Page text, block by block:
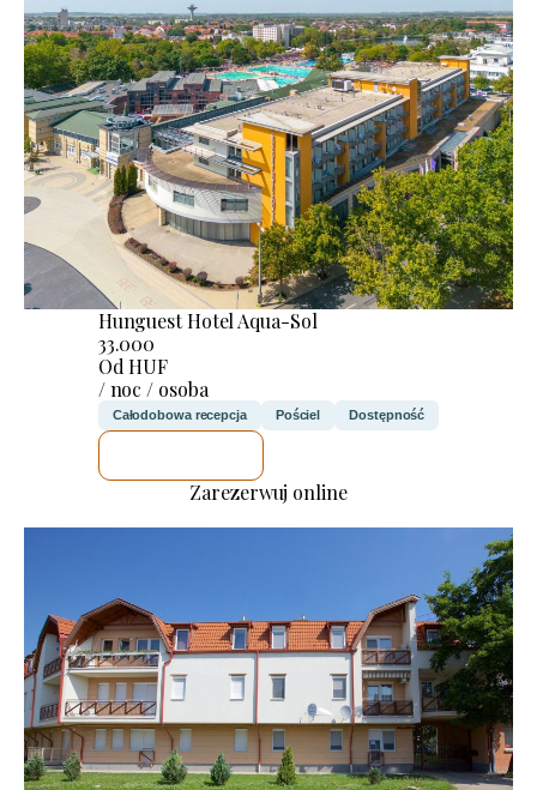
Hunguest Hotel Aqua-Sol
33.000
Od HUF
/ noc / osoba
Całodobowa recepcja Pościel Dostępność
Zarezerwuj online